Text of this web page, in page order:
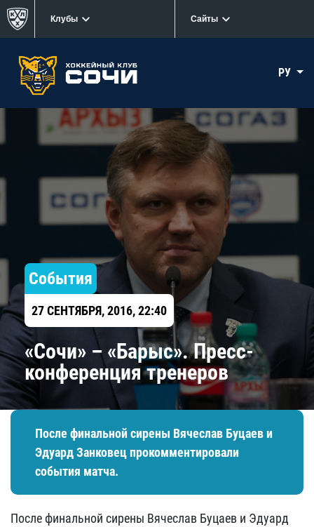
Клубы Сайты
РУ
События
27 СЕНТЯБРЯ, 2016, 22:40
«Сочи» – «Барыс». Пресс-
конференция тренеров
После финальной сирены Вячеслав Буцаев и
Эдуард Занковец прокомментировали
события матча.
После финальной сирены Вячеслав Буцаев и Эдуард